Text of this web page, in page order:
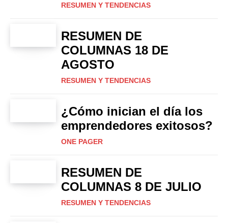
RESUMEN Y TENDENCIAS
RESUMEN DE
COLUMNAS 18 DE
AGOSTO
RESUMEN Y TENDENCIAS
¿Cómo inician el día los
emprendedores exitosos?
ONE PAGER
RESUMEN DE
COLUMNAS 8 DE JULIO
RESUMEN Y TENDENCIAS